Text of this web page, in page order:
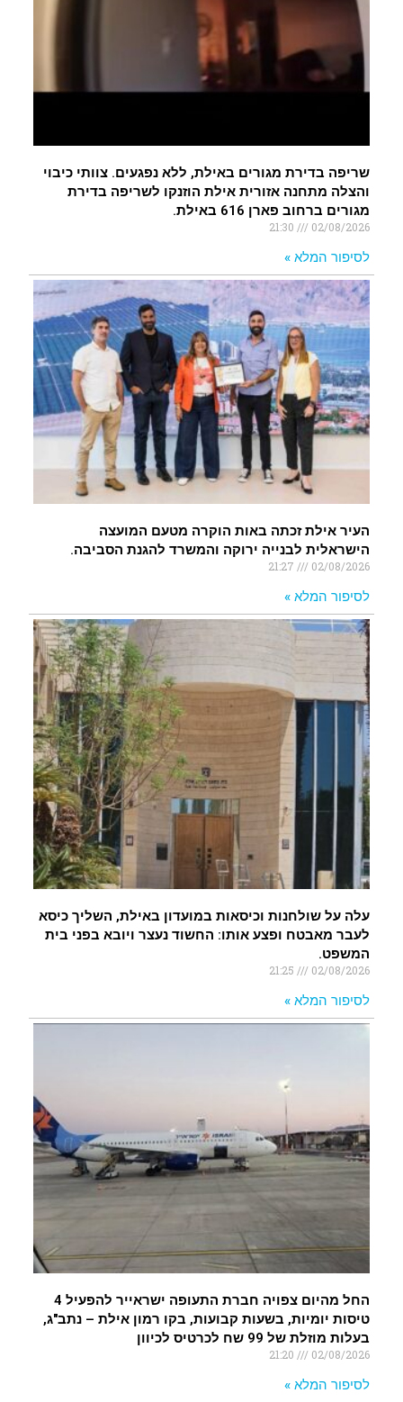
שריפה בדירת מגורים באילת, ללא נפגעים. צוותי כיבוי
והצלה מתחנה אזורית אילת הוזנקו לשריפה בדירת
מגורים ברחוב פארן 616 באילת.
02/08/2026
לסיפור המלא »
העיר אילת זכתה באות הוקרה מטעם המועצה
הישראלית לבנייה ירוקה והמשרד להגנת הסביבה.
02/08/2026
לסיפור המלא »
עלה על שולחנות וכיסאות במועדון באילת, השליך כיסא
לעבר מאבטח ופצע אותו: החשוד נעצר ויובא בפני בית
המשפט.
02/08/2026
לסיפור המלא »
החל מהיום צפויה חברת התעופה ישראייר להפעיל 4
טיסות יומיות, בשעות קבועות, בקו רמון אילת – נתב"ג,
בעלות מוזלת של 99 שח לכרטיס לכיוון
02/08/2026
לסיפור המלא »